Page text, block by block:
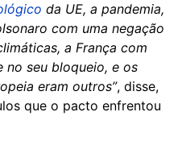
da UE, a pandemia,
com uma negação
a França com
no seu bloqueio, e os
eram outros”, disse,
que o pacto enfrentou